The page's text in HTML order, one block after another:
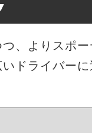
、よりスポ
ドライバー